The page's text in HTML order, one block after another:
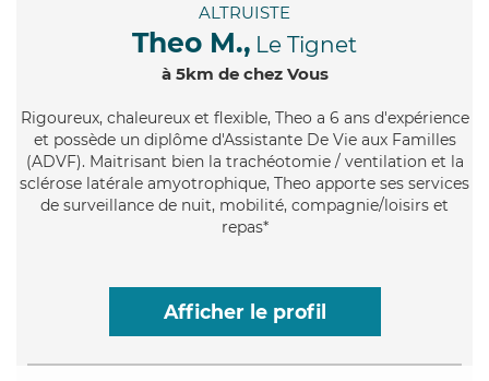
ALTRUISTE
Theo M., Le Tignet
à 5km de chez Vous
Rigoureux, chaleureux et flexible, Theo a 6 ans d'expérience
et possède un diplôme d'Assistante De Vie aux Familles
(ADVF). Maitrisant bien la trachéotomie / ventilation et la
sclérose latérale amyotrophique, Theo apporte ses services
de surveillance de nuit, mobilité, compagnie/loisirs et
repas*
Afficher le profil